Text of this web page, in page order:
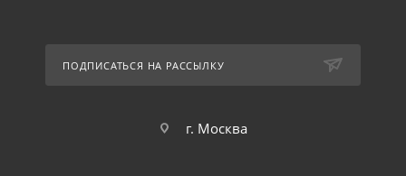
ПОДПИСАТЬСЯ НА РАССЫЛКУ
г. Москва